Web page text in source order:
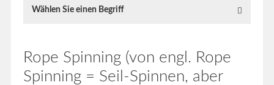
Wählen Sie einen Begriff
Rope Spinning (von engl. Rope
Spinning = Seil-Spinnen, aber